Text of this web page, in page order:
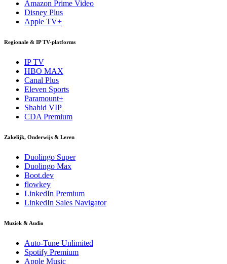
Amazon Prime Video
Disney Plus
Apple TV+
Regionale & IP TV-platforms
IP TV
HBO MAX
Canal Plus
Eleven Sports
Paramount+
Shahid VIP
CDA Premium
Zakelijk, Onderwijs & Leren
Duolingo Super
Duolingo Max
Boot.dev
flowkey
LinkedIn Premium
LinkedIn Sales Navigator
Muziek & Audio
Auto-Tune Unlimited
Spotify Premium
Apple Music